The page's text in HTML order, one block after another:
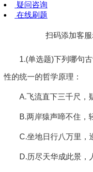
疑问咨询
在线刷题
扫码添加客
1.(单选题)下列哪句
性的统一的哲学原理：
A.飞流直下三千尺，
B.两岸猿声啼不住，
C.坐地日行八万里，
D.历尽天华成此景，